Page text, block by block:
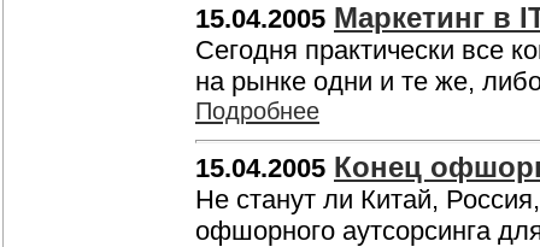
15.04.2005 Маркетинг в
Сегодня практически все
на рынке одни и те же,
Подробнее
15.04.2005 Конец
Не станут ли Китай,
офшорного аутсорсинга